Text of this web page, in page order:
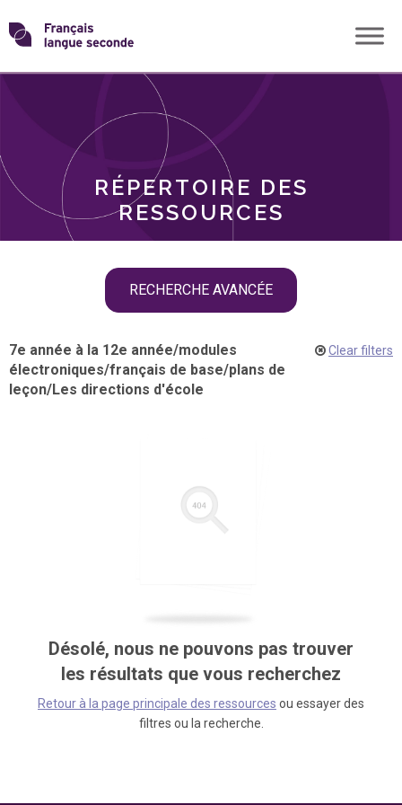
Skip
toTransformons
langue
RÉPERTOIRE DES
RESSOURCES
RECHERCHE AVANCÉE
THÈMES
7e année à la 12e année/modules
électroniques/français de base/plans de
leçon/Les directions d'école
Clear filters
Désolé, nous ne pouvons pas trouver
les résultats que vous recherchez
Retour à la page principale des ressources ou essayer des
filtres ou la recherche.